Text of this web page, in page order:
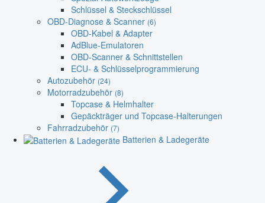
Schlüssel & Steckschlüssel
OBD-Diagnose & Scanner (6)
OBD-Kabel & Adapter
AdBlue-Emulatoren
OBD-Scanner & Schnittstellen
ECU- & Schlüsselprogrammierung
Autozubehör (24)
Motorradzubehör (8)
Topcase & Helmhalter
Gepäckträger und Topcase-Halterungen
Fahrradzubehör (7)
Batterien & Ladegeräte